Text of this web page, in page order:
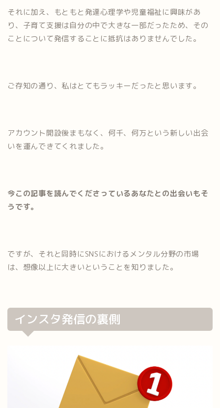
それに加え、もともと発達心理学や児童福祉に興味があ
り、子育て支援は自分の中で大きな一部だったため、その
ことについて発信することに抵抗はありませんでした。
ご存知の通り、私はとてもラッキーだったと思います。
アカウント開設後まもなく、何千、何万という新しい出会
いを運んできてくれました。
今この記事を読んでくださっているあなたとの出会いもそ
うです。
ですが、それと同時にSNSにおけるメンタル分野の市場
は、想像以上に大きいということを知りました。
インスタ発信の裏側